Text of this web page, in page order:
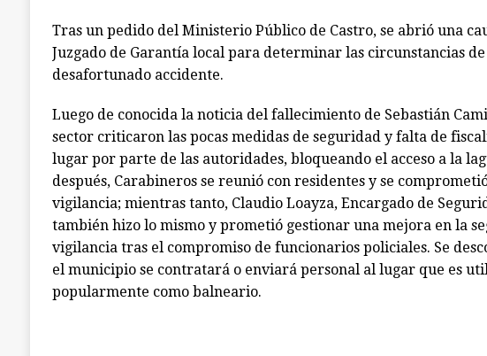
Tras un pedido del Ministerio Público de Castro, se abrió una
Juzgado de Garantía local para determinar las circunstancias de
desafortunado accidente.
Luego de conocida la noticia del fallecimiento de Sebastián
sector criticaron las pocas medidas de seguridad y falta de
lugar por parte de las autoridades, bloqueando el acceso a la
después, Carabineros se reunió con residentes y se
vigilancia; mientras tanto, Claudio Loayza, Encargado de
también hizo lo mismo y prometió gestionar una mejora en la
vigilancia tras el compromiso de funcionarios policiales. Se
el municipio se contratará o enviará personal al lugar que es
popularmente como balneario.